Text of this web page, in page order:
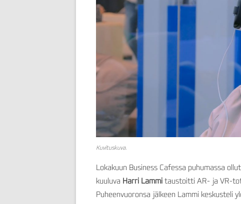
Kuvituskuva.
Lokakuun Business Cafessa puhumassa
kuuluva Harri Lammi taustoitti AR- ja VR-
Puheenvuoronsa jälkeen Lammi keskusteli